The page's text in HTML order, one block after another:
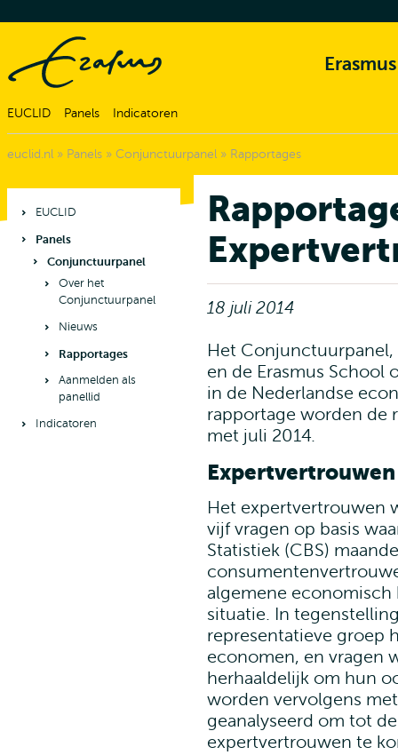
EUCLID Panels Indicatoren
euclid.nl» Panels» Conjunctuurpanel» Rapportages
EUCLID
Panels
Conjunctuurpanel
Over het
Conjunctuurpanel
Nieuws
Rapportages
Aanmelden als
panellid
Indicatoren
18 juli 2014
Het Conjunctuurpanel,
en de Erasmus School
in de Nederlandse
rapportage worden de
met juli 2014.
Expertvertrouwen
Het expertvertrouwen
vijf vragen op basis
Statistiek (CBS)
algemene economisch
situatie. In
representatieve groep
economen, en vragen
herhaaldelijk om hun
worden vervolgens
geanalyseerd om tot
expertvertrouwen te